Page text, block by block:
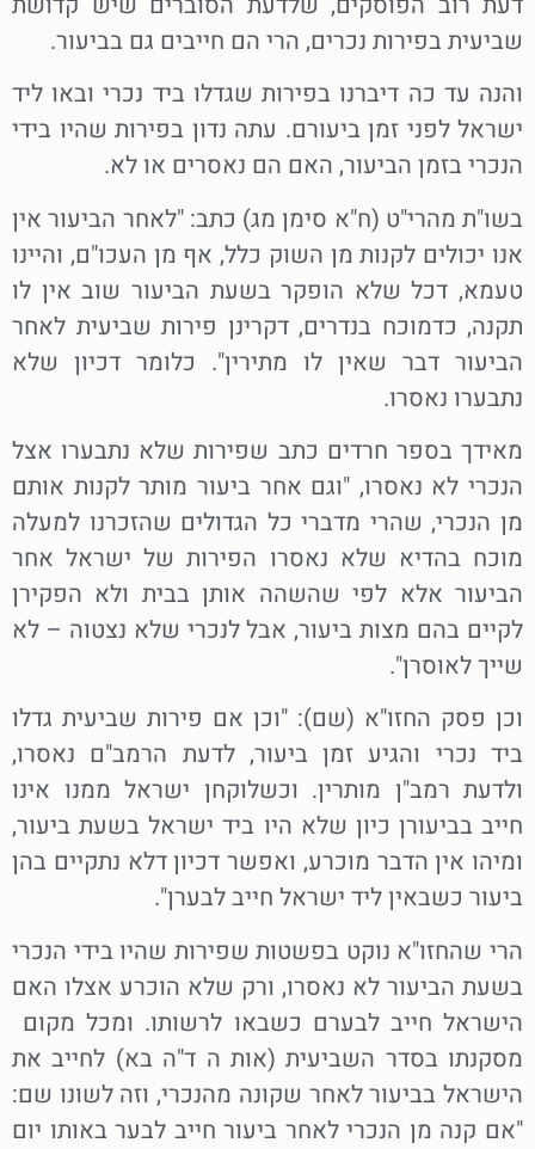
שביעית בפירות נכרים, הרי הם חייבים גם בביעור.
והנה עד כה דיברנו בפירות שגדלו ביד נכרי ובאו ליד
ישראל לפני זמן ביעורם. עתה נדון בפירות שהיו בידי
הנכרי בזמן הביעור, האם הם נאסרים או לא.
בשו"ת מהרי"ט (ח"א סימן מג) כתב: "לאחר הביעור אין
אנו יכולים לקנות מן השוק כלל, אף מן העכו"ם, והיינו
טעמא, דכל שלא הופקר בשעת הביעור שוב אין לו
תקנה, כדמוכח בנדרים, דקרינן פירות שביעית לאחר
הביעור דבר שאין לו מתירין". כלומר דכיון שלא
נתבערו נאסרו.
מאידך בספר חרדים כתב שפירות שלא נתבערו אצל
הנכרי לא נאסרו, "וגם אחר ביעור מותר לקנות אותם
מן הנכרי, שהרי מדברי כל הגדולים שהזכרנו למעלה
מוכח בהדיא שלא נאסרו הפירות של ישראל אחר
הביעור אלא לפי שהשהה אותן בבית ולא הפקירן
לקיים בהם מצות ביעור, אבל לנכרי שלא נצטוה – לא
שייך לאוסרן".
וכן פסק החזו"א (שם): "וכן אם פירות שביעית גדלו
ביד נכרי והגיע זמן ביעור, לדעת הרמב"ם נאסרו,
ולדעת רמב"ן מותרין. וכשלוקחן ישראל ממנו אינו
חייב בביעורן כיון שלא היו ביד ישראל בשעת ביעור,
ומיהו אין הדבר מוכרע, ואפשר דכיון דלא נתקיים בהן
ביעור כשבאין ליד ישראל חייב לבערן".
הרי שהחזו"א נוקט בפשטות שפירות שהיו בידי הנכרי
בשעת הביעור לא נאסרו, ורק שלא הוכרע אצלו האם
הישראל חייב לבערם כשבאו לרשותו. ומכל מקום
מסקנתו בסדר השביעית (אות ה ד"ה בא) לחייב את
הישראל בביעור לאחר שקונה מהנכרי, וזה לשונו שם:
"אם קנה מן הנכרי לאחר ביעור חייב לבער באותו יום